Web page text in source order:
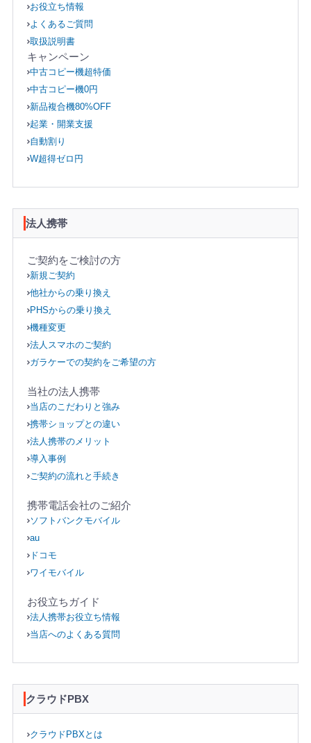
お役立ち情報
よくあるご質問
取扱説明書
キャンペーン
中古コピー機超特価
中古コピー機0円
新品複合機80%OFF
起業・開業支援
自動割り
W超得ゼロ円
法人携帯
ご契約をご検討の方
新規ご契約
他社からの乗り換え
PHSからの乗り換え
機種変更
法人スマホのご契約
ガラケーでの契約をご希望の方
当社の法人携帯
当店のこだわりと強み
携帯ショップとの違い
法人携帯のメリット
導入事例
ご契約の流れと手続き
携帯電話会社のご紹介
ソフトバンクモバイル
au
ドコモ
ワイモバイル
お役立ちガイド
法人携帯お役立ち情報
当店へのよくある質問
クラウドPBX
クラウドPBXとは